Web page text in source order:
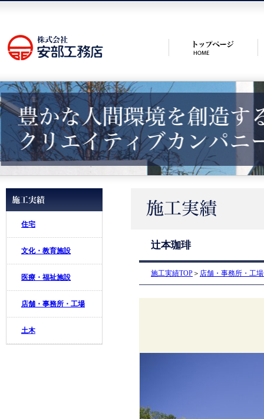
住宅
文化・教育施設
医療・福祉施設
店舗・事務所・工場
土木
辻本珈琲
施工実績TOP ＞ 店舗・事務所・工